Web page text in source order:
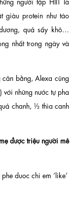
giàu protein như táo
quả sấy khô…
nhất trong ngày và
bằng, Alexa cũng
với những nước tự pha
chanh, ½ thìa canh
được triệu người mê